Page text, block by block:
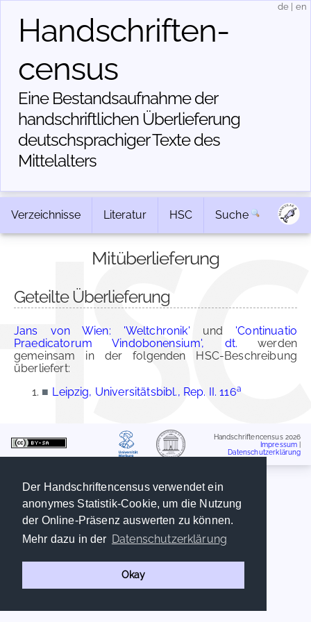
Der Handschriftencensus verwendet ein
anonymes Statistik-Cookie, um die Nutzung
der Online-Präsenz auswerten zu können.
Mehr dazu in der Datenschutzerklärung
Okay
Handschriften­
census
Eine Bestandsaufnahme der
handschriftlichen Über­lieferung
deutschsprachiger Texte des
Mittelalters
de en
Verzeichnisse Literatur HSC Suche
Mitüberlieferung
Geteilte Überlieferung
Jans von Wien: 'Weltchronik' und 'Continuatio
Praedicatorum Vindobonensium', dt. werden
gemeinsam in der folgenden HSC-Beschreibung
überliefert:
■ Leipzig, Universitätsbibl., Rep. II. 116a
Handschriftencensus 2026
Impressum
Datenschutzerklärung